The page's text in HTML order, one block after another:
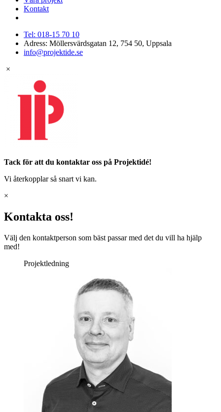
Kontakt
Tel: 018-15 70 10
Adress: Möllersvärdsgatan 12, 754 50, Uppsala
info@projektide.se
×
Tack för att du kontaktar oss på Projektidé!
Vi återkopplar så snart vi kan.
×
Kontakta oss!
Välj den kontaktperson som bäst passar med det du vill ha hjälp
med!
Projektledning